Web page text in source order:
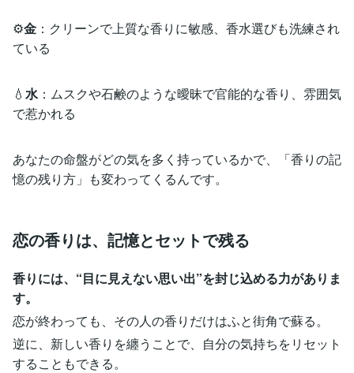
⚙金 ：クリーンで上質な香りに敏感、香水選びも洗練され
ている
💧 水：ムスクや石鹸のような曖昧で官能的な香り、雰囲気
で惹かれる
あなたの命盤がどの気を多く持っているかで、「香りの記
憶の残り方」も変わってくるんです。
恋の香りは、記憶とセットで残る
香りには、“目に見えない思い出”を封じ込める力がありま
す。
恋が終わっても、その人の香りだけはふと街角で蘇る。
逆に、新しい香りを纏うことで、自分の気持ちをリセット
することもできる。